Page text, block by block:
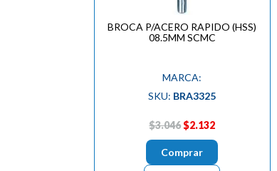
BROCA P/ACERO RAPIDO (HSS)
08.5MM SCMC
MARCA:
SKU: BRA3325
$3.046$2.132
Comprar